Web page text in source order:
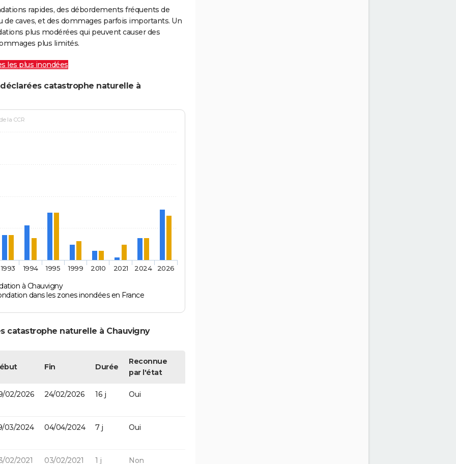
rapides, des débordements fréquents de
de caves, et des dommages parfois importants. Un
plus modérées qui peuvent causer des
plus limités.
les plus inondées
catastrophe naturelle à
la CCR
à Chauvigny
dans les zones inondées en France
1993 1994 1995 1999 2010 2021 2024 2026
catastrophe naturelle à Chauvigny
Fin Durée
Reconnue
par l'état
02/2026 24/02/2026 16 j Oui
03/2024 04/04/2024 7 j Oui
02/2021 03/02/2021 1 j Non